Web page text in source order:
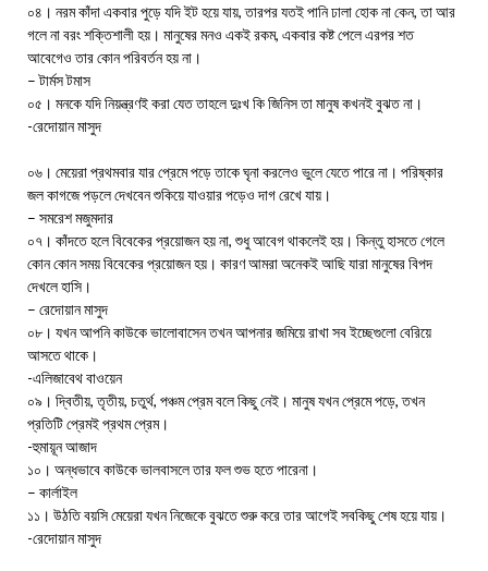
০৪। নরম কাঁদা একবার পুড়ে যদি ইট হয়ে যায়, তারপর যতই পানি ঢালা হোক না কেন, তা আর
গলে না বরং শক্তিশালী হয়। মানুষের মনও একই রকম, একবার কষ্ট পেলে এরপর শত
আবেগেও তার কোন পরিবর্তন হয় না।
– টার্মস টমাস
০৫। মনকে যদি নিয়ন্ত্রণই করা যেত তাহলে দুঃখ কি জিনিস তা মানুষ কখনই বুঝত না।
-রেদোয়ান মাসুদ
০৬। মেয়েরা প্রথমবার যার প্রেমে পড়ে তাকে ঘৃনা করলেও ভুলে যেতে পারে না। পরিষ্কার
জল কাগজে পড়লে দেখবেন শুকিয়ে যাওয়ার পড়েও দাগ রেখে যায়।
– সমরেশ মজুমদার
০৭। কাঁদতে হলে বিবেকের প্রয়োজন হয় না, শুধু আবেগ থাকলেই হয়। কিন্তু হাসতে গেলে
কোন কোন সময় বিবেকের প্রয়োজন হয়। কারণ আমরা অনেকই আছি যারা মানুষের বিপদ
দেখলে হাসি।
– রেদোয়ান মাসুদ
০৮। যখন আপনি কাউকে ভালোবাসেন তখন আপনার জমিয়ে রাখা সব ইচ্ছেগুলো বেরিয়ে
আসতে থাকে।
-এলিজাবেথ বাওয়েন
০৯। দ্বিতীয়, তৃতীয়, চতুর্থ, পঞ্চম প্রেম বলে কিছু নেই। মানুষ যখন প্রেমে পড়ে, তখন
প্রতিটি প্রেমই প্রথম প্রেম।
-হুমায়ূন আজাদ
১০। অন্ধভাবে কাউকে ভালবাসলে তার ফল শুভ হতে পারেনা।
– কার্লাইল
১১। উঠতি বয়সি মেয়েরা যখন নিজেকে বুঝতে শুরু করে তার আগেই সবকিছু শেষ হয়ে যায়।
-রেদোয়ান মাসুদ